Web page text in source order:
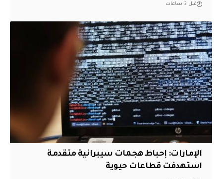
قبل 3 ساعات
الإمارات: إحباط هجمات سيبرانية متقدمة
استهدفت قطاعات حيوية